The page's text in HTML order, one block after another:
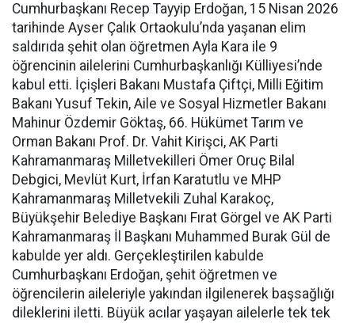
Cumhurbaşkanı Recep Tayyip Erdoğan, 15 Nisan 2026
tarihinde Ayser Çalık Ortaokulu’nda yaşanan elim
saldırıda şehit olan öğretmen Ayla Kara ile 9
öğrencinin ailelerini Cumhurbaşkanlığı Külliyesi’nde
kabul etti. İçişleri Bakanı Mustafa Çiftçi, Milli Eğitim
Bakanı Yusuf Tekin, Aile ve Sosyal Hizmetler Bakanı
Mahinur Özdemir Göktaş, 66. Hükümet Tarım ve
Orman Bakanı Prof. Dr. Vahit Kirişci, AK Parti
Kahramanmaraş Milletvekilleri Ömer Oruç Bilal
Debgici, Mevlüt Kurt, İrfan Karatutlu ve MHP
Kahramanmaraş Milletvekili Zuhal Karakoç,
Büyükşehir Belediye Başkanı Fırat Görgel ve AK Parti
Kahramanmaraş İl Başkanı Muhammed Burak Gül de
kabulde yer aldı. Gerçekleştirilen kabulde
Cumhurbaşkanı Erdoğan, şehit öğretmen ve
öğrencilerin aileleriyle yakından ilgilenerek başsağlığı
dileklerini iletti. Büyük acılar yaşayan ailelerle tek tek